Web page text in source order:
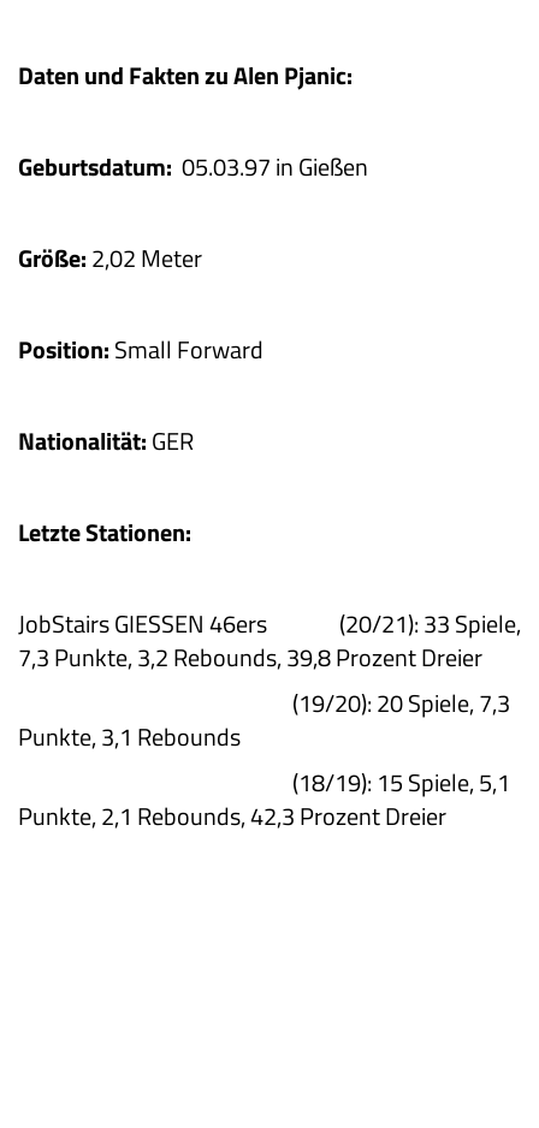
Daten und Fakten zu Alen Pjanic:
Geburtsdatum: 05.03.97 in Gießen
Größe:2,02 Meter
Position:Small Forward
Nationalität:GER
Letzte Stationen:
JobStairs GIESSEN 46ers (20/21): 33 Spiele,
7,3 Punkte, 3,2 Rebounds, 39,8 Prozent Dreier
(19/20): 20 Spiele, 7,3
Punkte, 3,1 Rebounds
(18/19): 15 Spiele, 5,1
Punkte, 2,1 Rebounds, 42,3 Prozent Dreier